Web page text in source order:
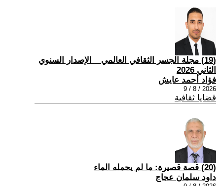
(19) مجلة الجسر الثقافي العالمي _ الإصدار السنوي
الثاني 2026
فؤاد أحمد عايش
2026 / 8 / 9
قضايا ثقافية
(20) قصة قصيرة: ما لم يحمله الماء
داود سلمان عجاج